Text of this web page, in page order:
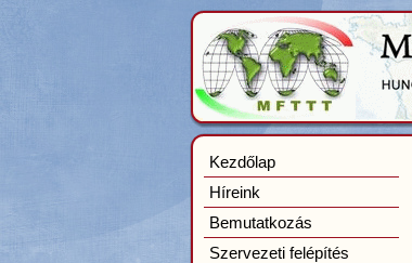
Kezdőlap
Híreink
Bemutatkozás
Szervezeti felépítés